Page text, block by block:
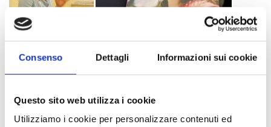
Consenso Dettagli Informazioni sui cookie
Questo sito web utilizza i cookie
Utilizziamo i cookie per personalizzare contenuti ed